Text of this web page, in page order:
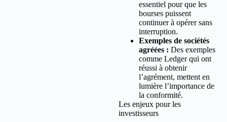
essentiel pour que les
bourses puissent
continuer à opérer sans
interruption.
Exemples de sociétés
agréées : Des exemples
comme Ledger qui ont
réussi à obtenir
l’agrément, mettent en
lumière l’importance de
la conformité.
Les enjeux pour les
investisseurs